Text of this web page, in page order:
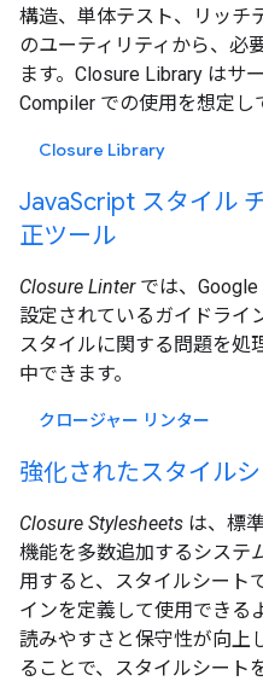
構造、単体テスト、リッチ
のユーティリティから、必
ます。Closure Library はサ
Compiler での使用を想定し
Closure Library
JavaScript スタイル
正ツール
Closure Linterでは、Google
設定されているガイドライ
スタイルに関する問題を処
中できます。
クロージャー リンター
強化されたスタイル
Closure Stylesheets は、標
機能を多数追加するシステ
用すると、スタイルシート
インを定義して使用できる
読みやすさと保守性が向上
ることで、スタイルシート